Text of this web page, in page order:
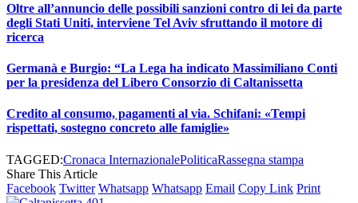
Oltre all’annuncio delle possibili sanzioni contro di lei da parte
degli Stati Uniti, interviene Tel Aviv sfruttando il motore di
ricerca
Germanà e Burgio: “La Lega ha indicato Massimiliano Conti
per la presidenza del Libero Consorzio di Caltanissetta
Credito al consumo, pagamenti al via. Schifani: «Tempi
rispettati, sostegno concreto alle famiglie»
TAGGED:Cronaca InternazionalePoliticaRassegna stampa
Share This Article
Facebook Twitter Whatsapp Whatsapp Email Copy Link Print